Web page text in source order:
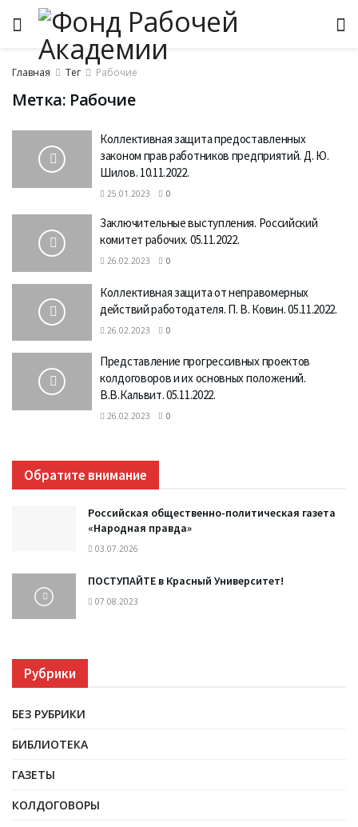
Главная Тег Рабочие
Метка: Рабочие
Коллективная защита предоставленных
законом прав работников предприятий. Д. Ю.
Шилов. 10.11.2022.
25.01.2023 0
Заключительные выступления. Российский
комитет рабочих. 05.11.2022.
26.02.2023 0
Коллективная защита от неправомерных
действий работодателя. П. В. Ковин. 05.11.2022.
26.02.2023 0
Представление прогрессивных проектов
колдоговоров и их основных положений.
В.В.Кальвит. 05.11.2022.
26.02.2023 0
Обратите внимание
Российская общественно-политическая газета
«Народная правда»
03.07.2026
ПОСТУПАЙТЕ в Красный Университет!
07.08.2023
Рубрики
БЕЗ РУБРИКИ
БИБЛИОТЕКА
ГАЗЕТЫ
КОЛДОГОВОРЫ